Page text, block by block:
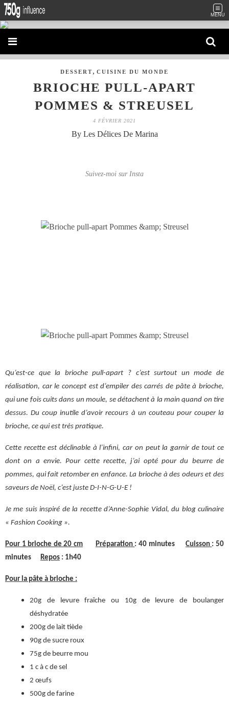
MENU
DESSERT, CUISINE DU MONDE
BRIOCHE PULL-APART
POMMES & STREUSEL
4 FÉVRIER 2021
By Les Délices De Marina
Suivez-moi sur Insta
Qu’est-ce que la brioche pull-apart ? c’est surtout un mode de
réalisation, car le concept est d’empiler des carrés de pâte à brioche,
qui une fois cuits dans un moule, se détachent à la main quand on tire
dessus. Du coup inutile d’avoir recours à un couteau pour couper la
brioche, ce qui est très pratique.
Cette recette est déclinable à l’infini, car on peut la garnir de tout ce
dont on a envie. Pour cette recette, j’ai opté pour du beurre de
pommes, qui fait retomber en enfance. La brioche à des odeurs et des
saveurs de Noël, c’est juste D-I-N-G-U-E !
Je me suis inspiré de la recette d’Anne-Sophie Vidal, du blog culinaire
« Fashion Cooking ».
Pour 1 brioche de 20 cm Préparation : 40 minutes Cuisson : 50
minutes Repos : 1h40
Pour la pâte à brioche :
20g de levure fraîche ou 10g de levure de boulanger
déshydratée
200g de lait tiède
90g de sucre roux
75g de beurre mou
1 c à c de sel
2 œufs
500g de farine